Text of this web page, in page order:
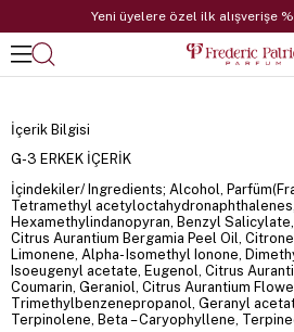
Yeni üyelere özel ilk alışverişe
İçerik Bilgisi
G-3 ERKEK İÇERİK
İçindekiler/ Ingredients; Alcohol,
Tetramethyl
Hexamethylindanopyran, Benzyl
Citrus Aurantium Bergamia Peel Oil,
Limonene, Alpha- Isomethyl Ionone,
Isoeugenyl acetate, Eugenol, Citrus
Coumarin, Geraniol, Citrus Aurantium
Trimethylbenzenepropanol, Geranyl
Terpinolene, Beta – Caryophyllene,